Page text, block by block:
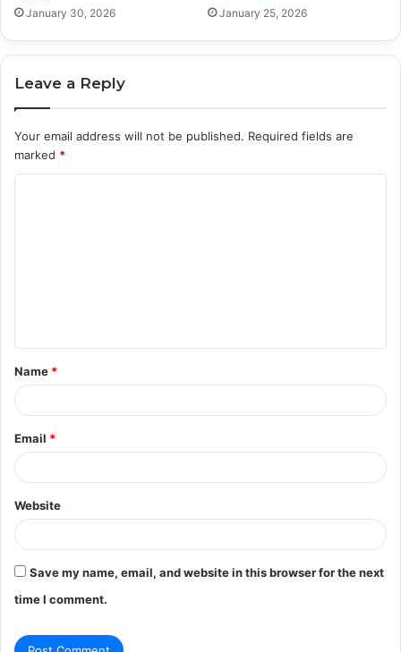
January 30, 2026 January 25, 2026
Leave a Reply
Your email address will not be published. Required fields are
marked *
t
*
Name *
Email *
Website
Save my name, email, and website in this browser for the next
time I comment.